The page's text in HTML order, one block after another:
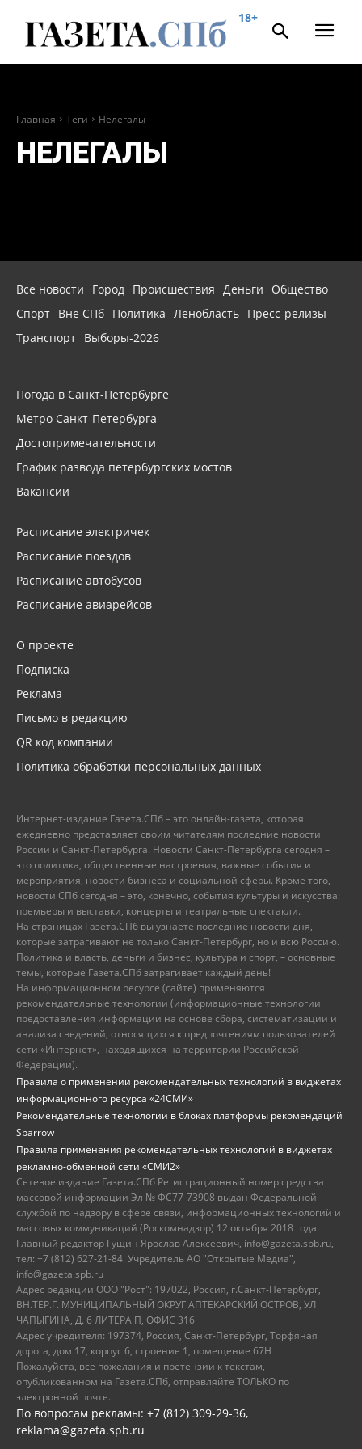
18+
Главная Теги Нелегалы
НЕЛЕГАЛЫ
Все новости Город Происшествия Деньги
Общество
Спорт Вне СПб Политика Ленобласть Пресс-релизы
Транспорт Выборы-2026
Погода в Санкт-Петербурге
Метро Санкт-Петербурга
Достопримечательности
График развода петербургских мостов
Вакансии
Расписание электричек
Расписание поездов
Расписание автобусов
Расписание авиарейсов
О проекте
Подписка
Реклама
Письмо в редакцию
QR код компании
Политика обработки персональных данных
Интернет-издание Газета.СПб – это онлайн-газета, которая
ежедневно представляет своим читателям последние новости
России и Санкт-Петербурга. Новости Санкт-Петербурга сегодня –
это политика, общественные настроения, важные события и
мероприятия, новости бизнеса и социальной сферы. Кроме того,
новости СПб сегодня – это, конечно, события культуры и искусства:
премьеры и выставки, концерты и театральные спектакли.
На страницах Газета.СПб вы узнаете последние новости дня,
которые затрагивают не только Санкт-Петербург, но и всю Россию.
Политика и власть, деньги и бизнес, культура и спорт, – основные
темы, которые Газета.СПб затрагивает каждый день!
На информационном ресурсе (сайте) применяются
рекомендательные технологии (информационные технологии
предоставления информации на основе сбора, систематизации и
анализа сведений, относящихся к предпочтениям пользователей
сети «Интернет», находящихся на территории Российской
Федерации).
Правила о применении рекомендательных технологий в виджетах
информационного ресурса «24СМИ»
Рекомендательные технологии в блоках платформы рекомендаций
Sparrow
Правила применения рекомендательных технологий в виджетах
рекламно-обменной сети «СМИ2»
Сетевое издание Газета.СПб Регистрационный номер средства
массовой информации Эл № ФС77-73908 выдан Федеральной
службой по надзору в сфере связи, информационных технологий и
массовых коммуникаций (Роскомнадзор) 12 октября 2018 года.
Главный редактор Гущин Ярослав Алексеевич, info@gazeta.spb.ru,
тел: +7 (812) 627-21-84. Учредитель АО "Открытые Медиа",
info@gazeta.spb.ru
Адрес редакции ООО "Рост": 197022, Россия, г.Санкт-Петербург,
ВН.ТЕР.Г. МУНИЦИПАЛЬНЫЙ ОКРУГ АПТЕКАРСКИЙ ОСТРОВ, УЛ
ЧАПЫГИНА, Д. 6 ЛИТЕРА П, ОФИС 316
Адрес учредителя: 197374, Россия, Санкт-Петербург, Торфяная
дорога, дом 17, корпус 6, строение 1, помещение 67Н
Пожалуйста, все пожелания и претензии к текстам,
опубликованном на Газета.СПб, отправляйте ТОЛЬКО по
электронной почте.
По вопросам рекламы: +7 (812) 309-29-36,
reklama@gazeta.spb.ru